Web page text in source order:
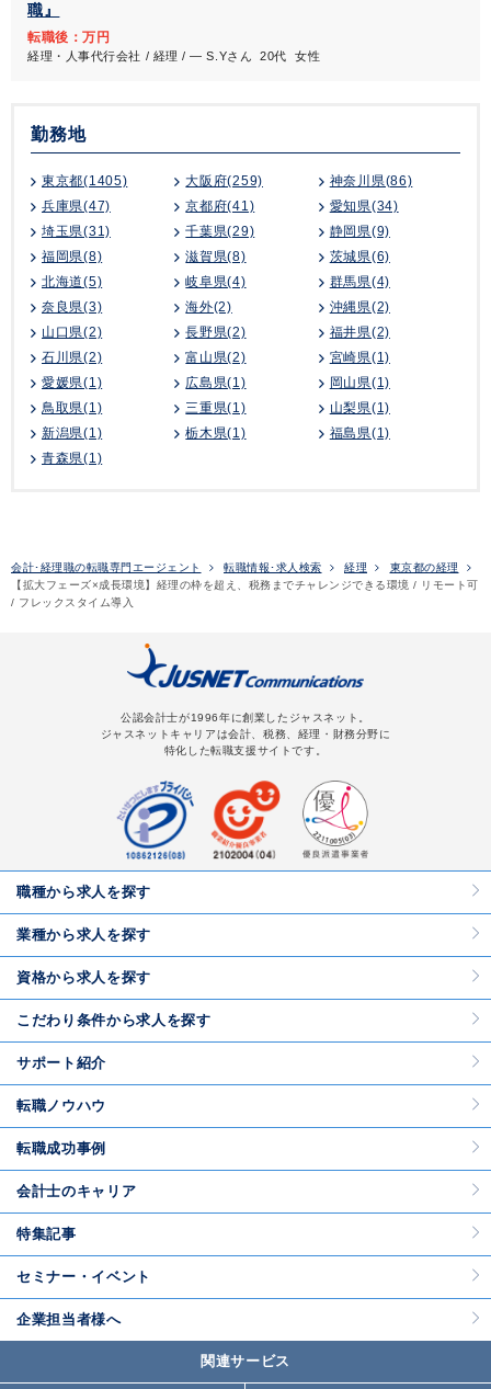
職』
転職後：万円
経理・人事代行会社 / 経理 / ― S.Yさん 20代 女性
勤務地
東京都(1405) 大阪府(259)
神奈川県(86)
兵庫県(47)
京都府(41)
愛知県(34)
埼玉県(31)
千葉県(29)
静岡県(9)
福岡県(8)
滋賀県(8)
茨城県(6)
北海道(5)
岐阜県(4)
群馬県(4)
奈良県(3)
海外(2)
沖縄県(2)
山口県(2)
長野県(2)
福井県(2)
石川県(2)
富山県(2)
宮崎県(1)
愛媛県(1)
広島県(1)
岡山県(1)
鳥取県(1)
三重県(1)
山梨県(1)
新潟県(1)
栃木県(1)
福島県(1)
青森県(1)
会計･経理職の転職専門エージェント 転職情報･求人検索 経理
東京都の経理
【拡大フェーズ×成長環境】経理の枠を超え、税務までチャレンジできる環境 / リモート可
/ フレックスタイム導入
公認会計士が1996年に創業したジャスネット。
ジャスネットキャリアは会計、税務、経理・財務分野に
特化した転職支援サイトです。
職種から求人を探す
業種から求人を探す
資格から求人を探す
こだわり条件から求人を探す
サポート紹介
転職ノウハウ
転職成功事例
会計士のキャリア
特集記事
セミナー・イベント
企業担当者様へ
関連サービス